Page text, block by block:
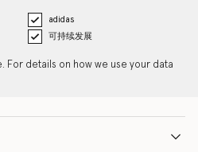
adidas
可持续发展
For details on how we use your data